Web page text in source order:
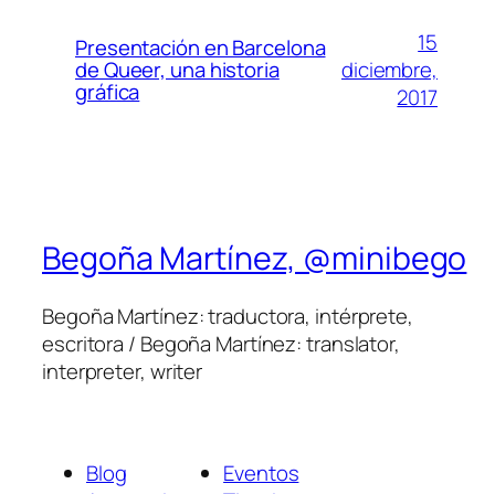
Presentación en Barcelona
de Queer, una historia
gráfica
15
diciembre,
2017
Begoña Martínez, @minibego
Begoña Martínez: traductora, intérprete,
escritora / Begoña Martínez: translator,
interpreter, writer
Blog
Eventos